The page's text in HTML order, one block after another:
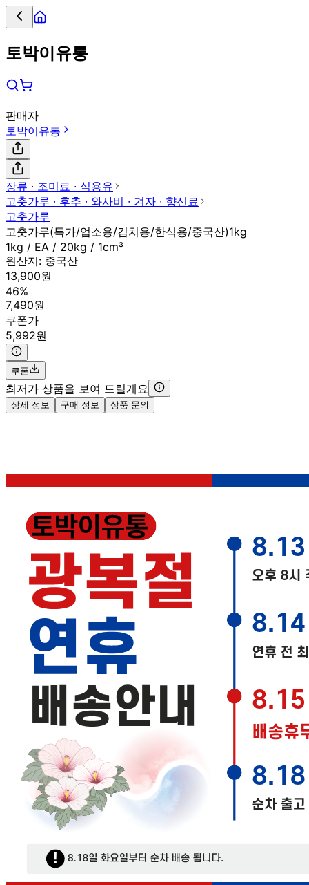
토박이유통
판매자
토박이유통
장류 ∙ 조미료 ∙ 식용유
고춧가루 ∙ 후추 ∙ 와사비 ∙ 겨자 ∙ 향신료
고춧가루
고춧가루(특가/업소용/김치용/한식용/중국산)1kg
1kg / EA / 20kg / 1cm³
원산지: 중국산
13,900원
46%
7,490원
쿠폰가
5,992원
쿠폰
최저가 상품을 보여 드릴게요
상세 정보 구매 정보 상품 문의